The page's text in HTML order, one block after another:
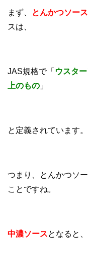
まず、 とんかつソース
スは、
JAS規格で「 ウスタ
上のもの 」
と定義されています。
つまり、とんかつソ
ことですね。
中濃ソースとなると